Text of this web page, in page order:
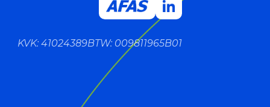
KVK: 41024389BTW: 009811965B01